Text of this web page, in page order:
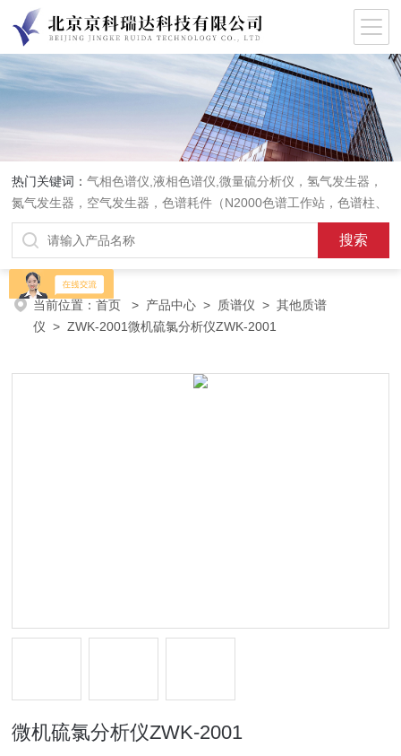
热门关键词：气相色谱仪,液相色谱仪,微量硫分析仪，氢气发生器，
氮气发生器，空气发生器，色谱耗件（N2000色谱工作站，色谱柱、
阀件、进样器、色谱担体），顶空进样器，热解析仪，紫外分光光度
计，原子吸收分光光度计，傅立叶红外光谱仪，分析天平等常规实验
室产品。
当前位置：首页 > 产品中心 > 质谱仪 >其他质谱
仪 > ZWK-2001微机硫氯分析仪ZWK-2001
微机硫氯分析仪ZWK-2001